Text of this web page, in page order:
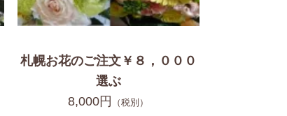
札幌お花のご注文￥８，０００
選ぶ
8,000円
（税別）